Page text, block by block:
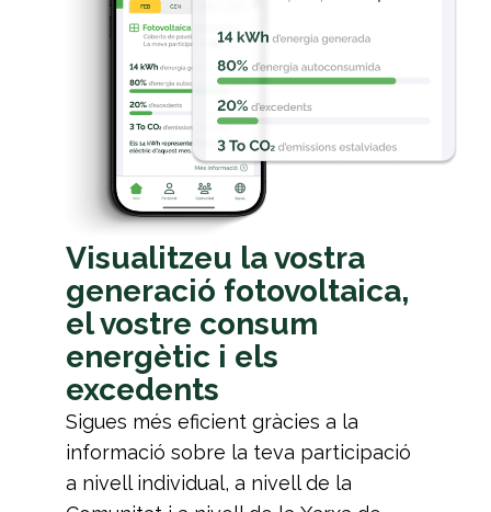
Visualitzeu la vostra
generació fotovoltaica,
el vostre consum
energètic i els
excedents
Sigues més eficient gràcies a la
informació sobre la teva participació
a nivell individual, a nivell de la